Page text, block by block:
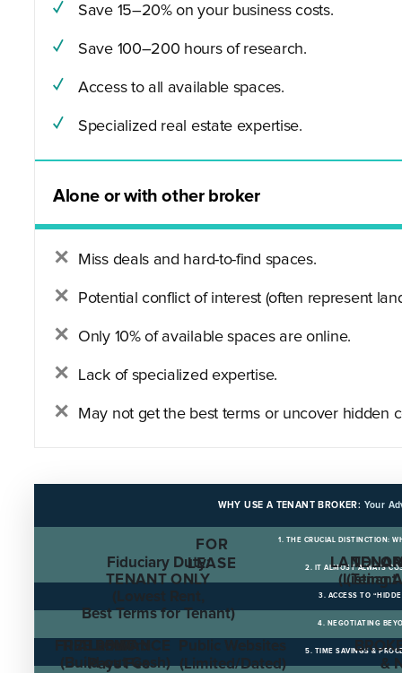
Save 15–20% on your business costs.
Save 100–200 hours of research.
Access to all available spaces.
Specialized real estate expertise.
Alone or with other broker
Miss deals and hard-to-find spaces.
Potential conflict of interest (often represent
Only 10% of available spaces are online.
Lack of specialized expertise.
May not get the best terms or uncover hidden
WHY USE A TENANT BROKER: Your
1. THE CRUCIAL DISTINCTION:
(Listing
FOR
LEASE
(Tenant
Fiduciary Duty:
TENANT ONLY
(Lowest Rent,
Best Terms for Tenant)
2. IT ALMOST ALWAYS
3. ACCESS TO
4. NEGOTIATING
Landlord
Pays Fee
Public Websites
(Limited/Dated)
&
FREE RENT
TI ALLOWANCE
(Build-out Cash)
5. TIME SAVINGS &